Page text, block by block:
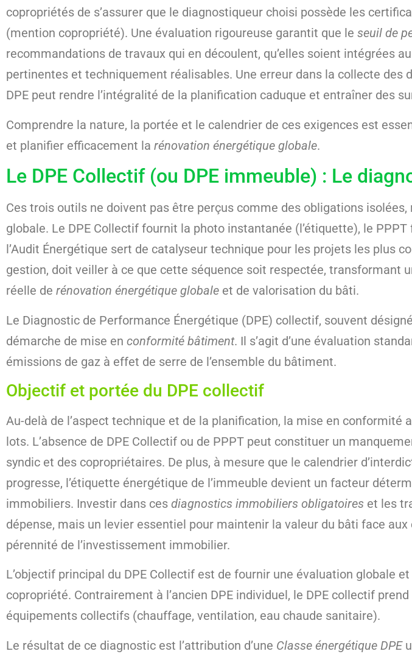
copropriétés de s’assurer que le diagnostiqueur choisi possède les
(mention copropriété). Une évaluation rigoureuse garantit que le seuil de
recommandations de travaux qui en découlent, qu’elles soient intégrées
pertinentes et techniquement réalisables. Une erreur dans la collecte des
DPE peut rendre l’intégralité de la planification caduque et entraîner des
Comprendre la nature, la portée et le calendrier de ces exigences est
et planifier efficacement la rénovation énergétique globale.
Le DPE Collectif (ou DPE immeuble) : Le
Ces trois outils ne doivent pas être perçus comme des obligations
globale. Le DPE Collectif fournit la photo instantanée (l’étiquette), le
l’Audit Énergétique sert de catalyseur technique pour les projets les plus
gestion, doit veiller à ce que cette séquence soit respectée, transformant
réelle de rénovation énergétique globale et de valorisation du bâti.
Le Diagnostic de Performance Énergétique (DPE) collectif, souvent
démarche de mise en conformité bâtiment. Il s’agit d’une évaluation
émissions de gaz à effet de serre de l’ensemble du bâtiment.
Objectif et portée du DPE collectif
Au-delà de l’aspect technique et de la planification, la mise en
lots. L’absence de DPE Collectif ou de PPPT peut constituer un
syndic et des copropriétaires. De plus, à mesure que le calendrier
progresse, l’étiquette énergétique de l’immeuble devient un facteur
immobiliers. Investir dans ces diagnostics immobiliers obligatoires et les
dépense, mais un levier essentiel pour maintenir la valeur du bâti face
pérennité de l’investissement immobilier.
L’objectif principal du DPE Collectif est de fournir une évaluation globale
copropriété. Contrairement à l’ancien DPE individuel, le DPE collectif
équipements collectifs (chauffage, ventilation, eau chaude sanitaire).
Le résultat de ce diagnostic est l’attribution d’une Classe énergétique DPE